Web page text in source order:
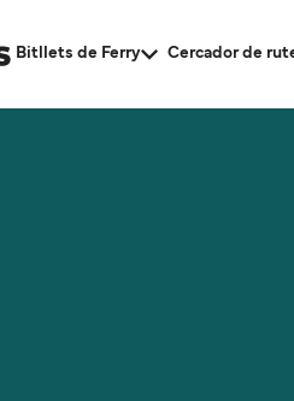
Bitllets de Ferry Cercador de